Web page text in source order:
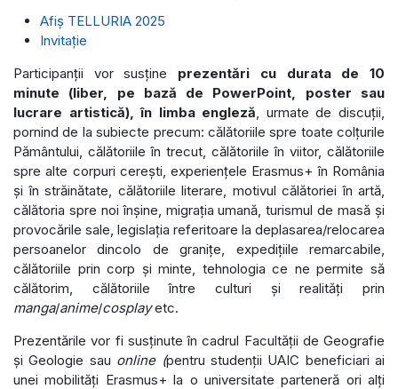
Afiș TELLURIA 2025
Invitație
Participanții vor
susține prezentări cu durata de 10
minute (liber, pe bază de PowerPoint, poster sau
lucrare artistică), în limba engleză , urmate de discuții,
pornind de la subiecte precum: călătoriile spre toate colțurile
Pământului, călătoriile în trecut, călătoriile în viitor, călătoriile
spre alte corpuri cerești, experiențele Erasmus+ în România
și în străinătate, călătoriile literare, motivul călătoriei în artă,
călătoria spre noi înșine, migrația umană, turismul de masă și
provocările sale, legislația referitoare la deplasarea/relocarea
persoanelor dincolo de granițe, expedițiile remarcabile,
călătoriile prin corp și minte, tehnologia ce ne permite să
călătorim, călătoriile între culturi și realități prin
manga/anime/cosplay etc.
Prezentările vor fi susținute în cadrul Facultății de Geografie
și Geologie sau online (pentru studenții UAIC beneficiari ai
unei mobilități Erasmus+ la o universitate parteneră ori alți